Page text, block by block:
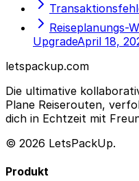
Reiseplanungs-
UpgradeApril 18,
letspackup.com
Die ultimative
Plane Reiserouten,
dich in Echtzeit mit
© 2026 LetsPackUp.
Produkt